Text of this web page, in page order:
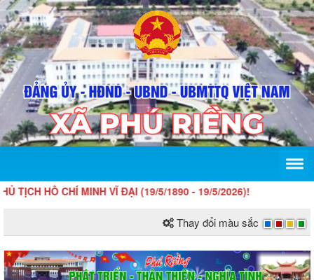
HỒ CHÍ MINH VĨ ĐẠI (19/5/1890 - 19/5/2026)!
Thay đổi màu sắc